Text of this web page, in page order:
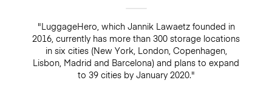
"LuggageHero, which Jannik Lawaetz founded in
2016, currently has more than 300 storage locations
in six cities (New York, London, Copenhagen,
Lisbon, Madrid and Barcelona) and plans to expand
to 39 cities by January 2020."